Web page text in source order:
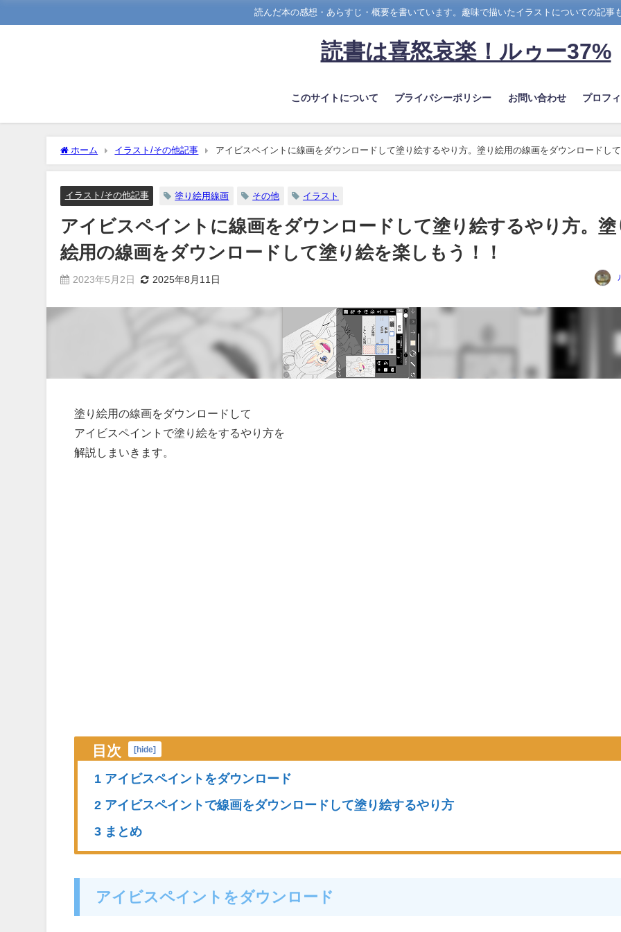
読んだ本の感想・あらすじ・概要を書いています。趣味で描いたイラストについての記事
読書は喜怒哀楽！ルゥー37%
このサイトについて プライバシーポリシー お問い合わせ プロフ
ホーム イラスト/その他記事
アイビスペイントに線画をダウンロードして塗り絵するやり方。塗り絵用の線画をダウンロードし
絵を楽しもう！！
イラスト/その他記事 塗り絵用線画 その他 イラスト
アイビスペイントに線画をダウンロードして塗り絵するやり方。塗
絵用の線画をダウンロードして塗り絵を楽しもう！！
2023年5月2日 2025年8月11日
塗り絵用の線画をダウンロードして
アイビスペイントで塗り絵をするやり方を
解説しまいきます。
目次 [hide]
1 アイビスペイントをダウンロード
2 アイビスペイントで線画をダウンロードして塗り絵するやり方
3 まとめ
アイビスペイントをダウンロード